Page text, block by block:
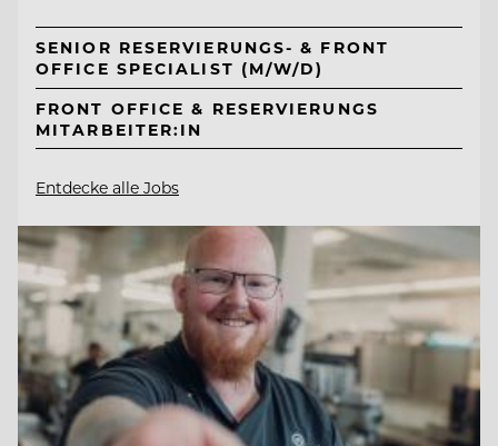
SENIOR RESERVIERUNGS- & FRONT
OFFICE SPECIALIST (M/W/D)
FRONT OFFICE & RESERVIERUNGS
MITARBEITER:IN
Entdecke alle Jobs